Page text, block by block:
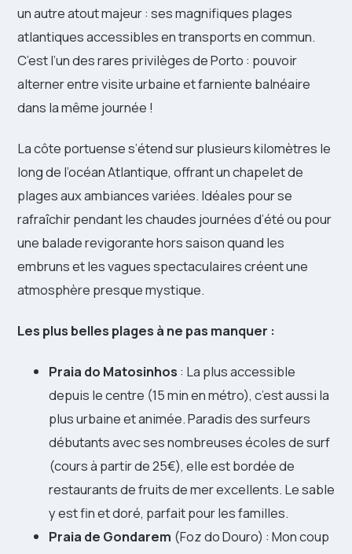
un autre atout majeur : ses magnifiques plages
atlantiques accessibles en transports en commun.
C’est l’un des rares privilèges de Porto : pouvoir
alterner entre visite urbaine et farniente balnéaire
dans la même journée !
La côte portuense s’étend sur plusieurs kilomètres le
long de l’océan Atlantique, offrant un chapelet de
plages aux ambiances variées. Idéales pour se
rafraîchir pendant les chaudes journées d’été ou pour
une balade revigorante hors saison quand les
embruns et les vagues spectaculaires créent une
atmosphère presque mystique.
Les plus belles plages à ne pas manquer :
Praia do Matosinhos : La plus accessible
depuis le centre (15 min en métro), c’est aussi la
plus urbaine et animée. Paradis des surfeurs
débutants avec ses nombreuses écoles de surf
(cours à partir de 25€), elle est bordée de
restaurants de fruits de mer excellents. Le sable
y est fin et doré, parfait pour les familles.
Praia de Gondarem (Foz do Douro) : Mon coup